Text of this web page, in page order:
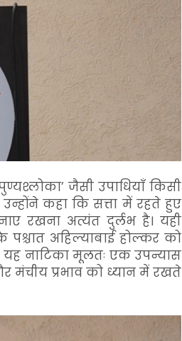
जैसी उपाधियाँ किसी
उन्होंने कहा कि सत्ता में रहते हुए
रखना अत्यंत दुर्लभ है। यही
अहिल्याबाई होल्कर को
यह नाटिका मूलतः एक उपन्यास
मंचीय प्रभाव को ध्यान में रखते